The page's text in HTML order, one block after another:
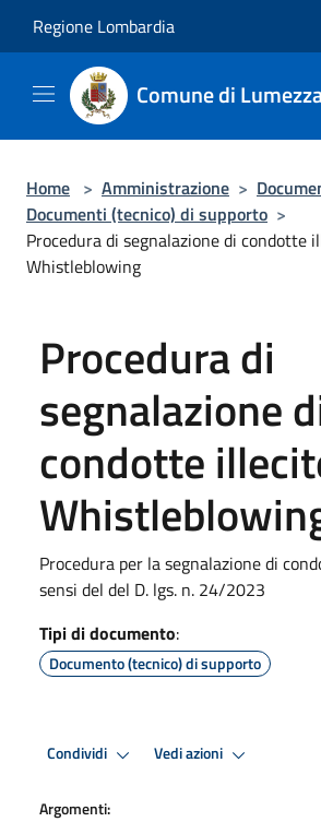
Regione Lombardia
Comune di
Home > Amministrazione >
Documenti (tecnico) di supporto >
Procedura di segnalazione di condotte
Whistleblowing
Procedura di
segnalazione
condotte
Procedura per la segnalazione di
sensi del del D. lgs. n. 24/2023
Tipi di documento:
Documento (tecnico) di supporto
Condividi Vedi azioni
Argomenti: